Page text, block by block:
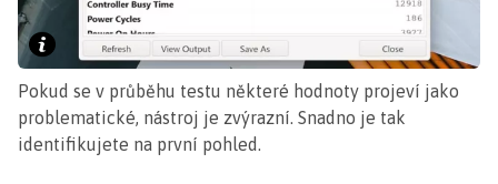
Pokud se v průběhu testu některé hodnoty projeví jako
problematické, nástroj je zvýrazní. Snadno je tak
identifikujete na první pohled.